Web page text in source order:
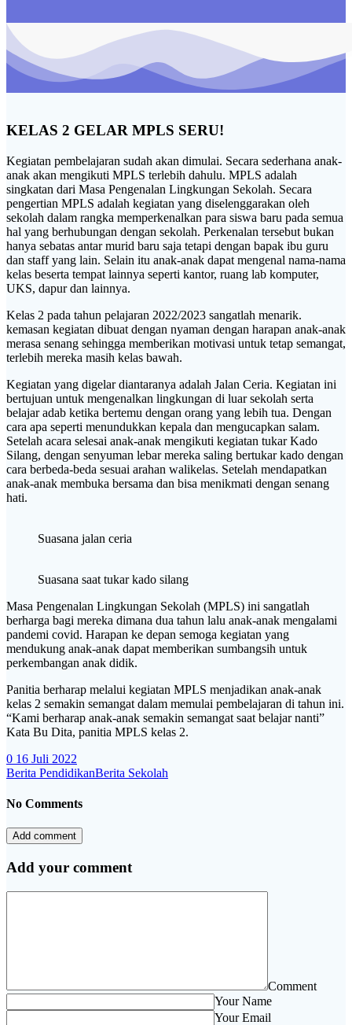
KELAS 2 GELAR MPLS SERU!
Kegiatan pembelajaran sudah akan dimulai. Secara sederhana anak-
anak akan mengikuti MPLS terlebih dahulu. MPLS adalah
singkatan dari Masa Pengenalan Lingkungan Sekolah. Secara
pengertian MPLS adalah kegiatan yang diselenggarakan oleh
sekolah dalam rangka memperkenalkan para siswa baru pada semua
hal yang berhubungan dengan sekolah. Perkenalan tersebut bukan
hanya sebatas antar murid baru saja tetapi dengan bapak ibu guru
dan staff yang lain. Selain itu anak-anak dapat mengenal nama-nama
kelas beserta tempat lainnya seperti kantor, ruang lab komputer,
UKS, dapur dan lainnya.
Kelas 2 pada tahun pelajaran 2022/2023 sangatlah menarik.
kemasan kegiatan dibuat dengan nyaman dengan harapan anak-anak
merasa senang sehingga memberikan motivasi untuk tetap semangat,
terlebih mereka masih kelas bawah.
Kegiatan yang digelar diantaranya adalah Jalan Ceria. Kegiatan ini
bertujuan untuk mengenalkan lingkungan di luar sekolah serta
belajar adab ketika bertemu dengan orang yang lebih tua. Dengan
cara apa seperti menundukkan kepala dan mengucapkan salam.
Setelah acara selesai anak-anak mengikuti kegiatan tukar Kado
Silang, dengan senyuman lebar mereka saling bertukar kado dengan
cara berbeda-beda sesuai arahan walikelas. Setelah mendapatkan
anak-anak membuka bersama dan bisa menikmati dengan senang
hati.
Suasana jalan ceria
Suasana saat tukar kado silang
Masa Pengenalan Lingkungan Sekolah (MPLS) ini sangatlah
berharga bagi mereka dimana dua tahun lalu anak-anak mengalami
pandemi covid. Harapan ke depan semoga kegiatan yang
mendukung anak-anak dapat memberikan sumbangsih untuk
perkembangan anak didik.
Panitia berharap melalui kegiatan MPLS menjadikan anak-anak
kelas 2 semakin semangat dalam memulai pembelajaran di tahun ini.
“Kami berharap anak-anak semakin semangat saat belajar nanti”
Kata Bu Dita, panitia MPLS kelas 2.
0 16 Juli 2022
Berita PendidikanBerita Sekolah
No Comments
Add comment
Add your comment
Comment
Your Name
Your Email